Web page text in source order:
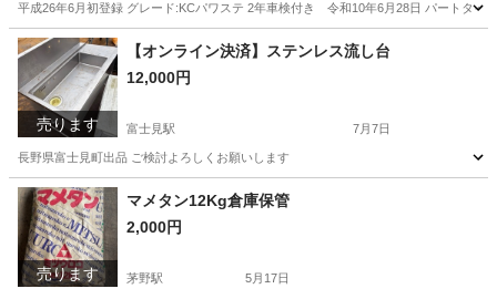
平成26年6月初登録 グレード:KCパワステ 2年車検付き 令和10年6月28日 パートタ
長野 諏訪市 茅野駅 キャリイ
売ります
【オンライン決済】ステンレス流し台
12,000円
富士見駅 7月7日
長野県富士見町出品 ご検討よろしくお願いします
長野 諏訪郡 富士見駅 その他 流し台
売ります
マメタン12Kg倉庫保管
2,000円
茅野駅 5月17日